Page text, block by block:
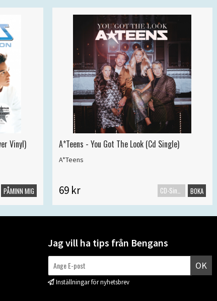
Vinyl)
PÅMINN MIG
A*Teens - You Got The Look (Cd Single)
A*Teens
69 kr CD-Singel BOKA
Jag vill ha tips från Bengans
OK
Inställningar för nyhetsbrev